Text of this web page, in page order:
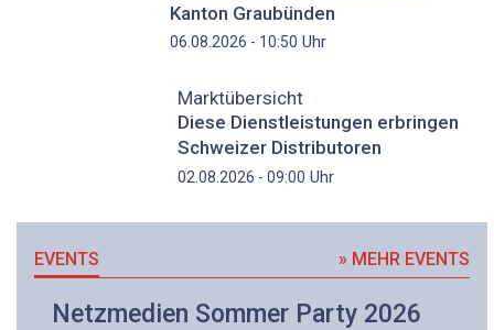
Kanton Graubünden
06.08.2026 - 10:50 Uhr
Marktübersicht
Diese Dienstleistungen erbringen
Schweizer Distributoren
02.08.2026 - 09:00 Uhr
EVENTS » MEHR EVENTS
Netzmedien Sommer Party 2026